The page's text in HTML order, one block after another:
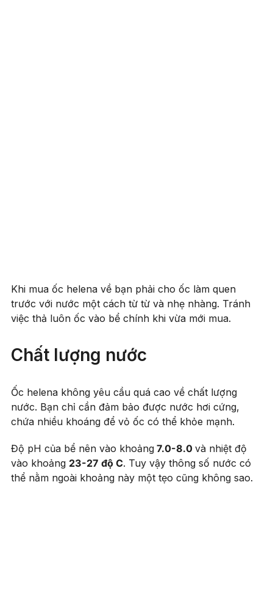
Khi mua ốc helena về bạn phải cho ốc làm quen
trước với nước một cách từ từ và nhẹ nhàng. Tránh
việc thả luôn ốc vào bể chính khi vừa mới mua.
Chất lượng nước
Ốc helena không yêu cầu quá cao về chất lượng
nước. Bạn chỉ cần đảm bảo được nước hơi cứng,
chứa nhiều khoáng để vỏ ốc có thể khỏe mạnh.
Độ pH của bể nên vào khoảng 7.0-8.0 và nhiệt độ
vào khoảng 23-27 độ C. Tuy vậy thông số nước có
thể nằm ngoài khoảng này một tẹo cũng không sao.